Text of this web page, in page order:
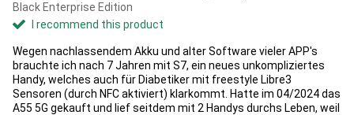
Black Enterprise Edition
I recommend this product
Wegen nachlassendem Akku und alter Software vieler APP's
brauchte ich nach 7 Jahren mit S7, ein neues unkompliziertes
Handy, welches auch für Diabetiker mit freestyle Libre3
Sensoren (durch NFC aktiviert) klarkommt. Hatte im 04/2024 das
A55 5G gekauft und lief seitdem mit 2 Handys durchs Leben, weil